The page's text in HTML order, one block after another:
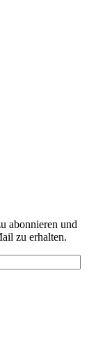
abonnieren und
zu erhalten.